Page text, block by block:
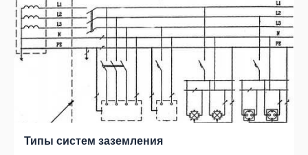
Типы систем заземления